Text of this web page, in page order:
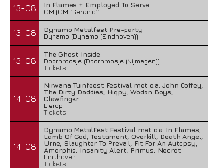
13-08
In Flames + Employed To Serve
OM (OM (Seraing))
13-08
Dynamo Metalfest Pre-party
Dynamo (Dynamo (Eindhoven))
13-08
The Ghost Inside
Doornroosje (Doornroosje (Nijmegen))
Tickets
14-08
Nirwana Tuinfeest Festival met o.a. John Coffey,
The Dirty Daddies, Hiqpy, Wodan Boys,
Clawfinger
Lierop
Tickets
14-08
Dynamo MetalFest Festival met o.a. In Flames,
Lamb Of God, Testament, Overkill, Death Angel,
Urne, Slaughter To Prevail, Fit For An Autopsy,
Amorphis, Insanity Alert, Primus, Necrot
Eindhoven
Tickets